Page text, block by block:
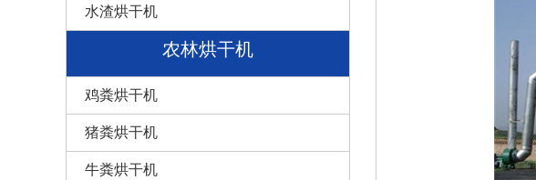
水渣烘干机
农林烘干机
鸡粪烘干机
猪粪烘干机
牛粪烘干机